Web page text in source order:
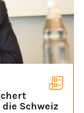
Schweiz